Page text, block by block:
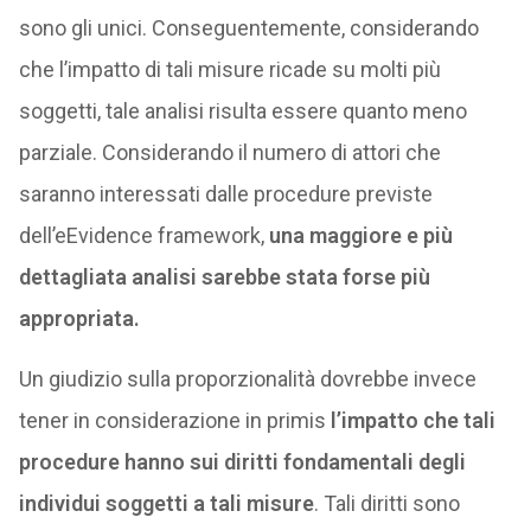
sono gli unici. Conseguentemente, considerando
che l’impatto di tali misure ricade su molti più
soggetti, tale analisi risulta essere quanto meno
parziale. Considerando il numero di attori che
saranno interessati dalle procedure previste
dell’eEvidence framework, una maggiore e più
dettagliata analisi sarebbe stata forse più
appropriata.
Un giudizio sulla proporzionalità dovrebbe invece
tener in considerazione in primis l’impatto che tali
procedure hanno sui diritti fondamentali degli
individui soggetti a tali misure. Tali diritti sono